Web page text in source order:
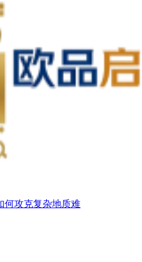
何攻克复杂地质难